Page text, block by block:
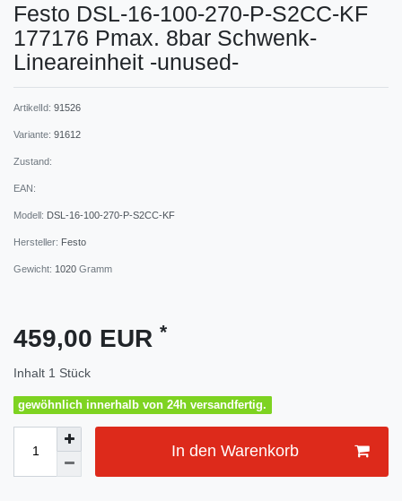
Festo DSL-16-100-270-P-S2CC-KF
177176 Pmax. 8bar Schwenk-
Lineareinheit -unused-
ArtikelId: 91526
Variante: 91612
Zustand:
EAN:
Modell: DSL-16-100-270-P-S2CC-KF
Hersteller: Festo
Gewicht: 1020 Gramm
459,00 EUR *
Inhalt 1 Stück
gewöhnlich innerhalb von 24h versandfertig.
In den Warenkorb